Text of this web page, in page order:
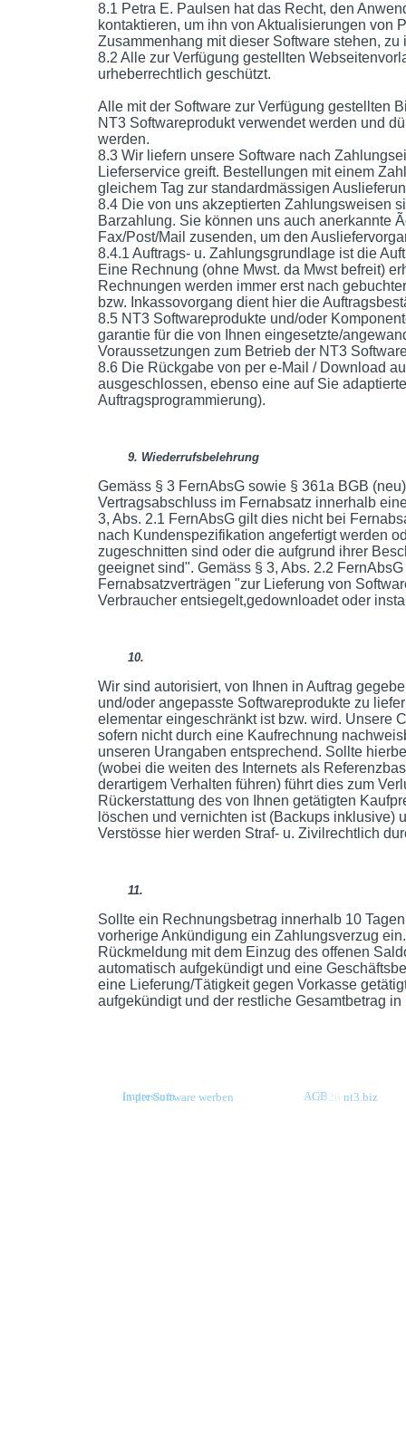
8.1 Petra E. Paulsen hat das Recht, den
kontaktieren, um ihn von Aktualisierungen von
Zusammenhang mit dieser Software stehen, zu
8.2 Alle zur Verfügung gestellten
urheberrechtlich geschützt.
Alle mit der Software zur Verfügung gestellten
NT3 Softwareprodukt verwendet werden und
werden.
8.3 Wir liefern unsere Software nach
Lieferservice greift. Bestellungen mit einem
gleichem Tag zur standardmässigen
8.4 Die von uns akzeptierten Zahlungsweisen
Barzahlung. Sie können uns auch anerkannte
Fax/Post/Mail zusenden, um den
8.4.1 Auftrags- u. Zahlungsgrundlage ist die
Eine Rechnung (ohne Mwst. da Mwst befreit)
Rechnungen werden immer erst nach
bzw. Inkassovorgang dient hier die
8.5 NT3 Softwareprodukte und/oder
garantie für die von Ihnen eingesetzte/
Voraussetzungen zum Betrieb der NT3
8.6 Die Rückgabe von per e-Mail / Download
ausgeschlossen, ebenso eine auf Sie
Auftragsprogrammierung).
9. Wiederrufsbelehrung
Gemäss § 3 FernAbsG sowie § 361a BGB
Vertragsabschluss im Fernabsatz innerhalb
3, Abs. 2.1 FernAbsG gilt dies nicht bei
nach Kundenspezifikation angefertigt werden
zugeschnitten sind oder die aufgrund ihrer
geeignet sind". Gemäss § 3, Abs. 2.2
Fernabsatzverträgen "zur Lieferung von
Verbraucher entsiegelt,gedownloadet oder
10.
Wir sind autorisiert, von Ihnen in Auftrag
und/oder angepasste Softwareprodukte zu
elementar eingeschränkt ist bzw. wird. Unsere
sofern nicht durch eine Kaufrechnung
unseren Urangaben entsprechend. Sollte
(wobei die weiten des Internets als
derartigem Verhalten führen) führt dies zum
Rückerstattung des von Ihnen getätigten
löschen und vernichten ist (Backups inklusive)
Verstösse hier werden Straf- u. Zivilrechtlich
11.
Sollte ein Rechnungsbetrag innerhalb 10
vorherige Ankündigung ein Zahlungsverzug
Rückmeldung mit dem Einzug des offenen
automatisch aufgekündigt und eine
eine Lieferung/Tätigkeit gegen Vorkasse
aufgekündigt und der restliche Gesamtbetrag
Impressum AGB
in der Software werben © 2026nt3.biz